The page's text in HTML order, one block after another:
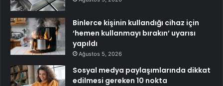
Binlerce kişinin kullandığı cihaz için
‘hemen kullanmayı bırakın’ uyarısı
yapıldı
Ağustos 5, 2026
Sosyal medya paylaşımlarında dikkat
edilmesi gereken 10 nokta